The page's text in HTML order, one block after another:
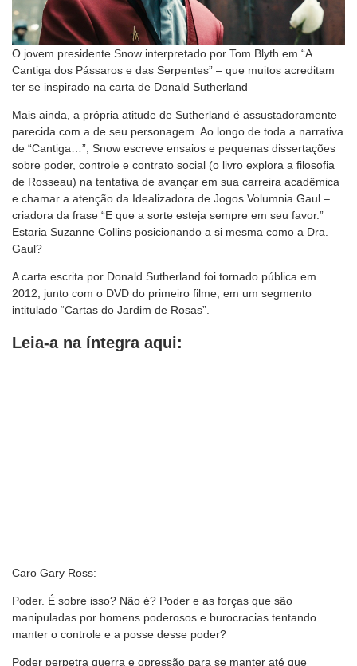
O jovem presidente Snow interpretado por Tom Blyth em “A
Cantiga dos Pássaros e das Serpentes” – que muitos acreditam
ter se inspirado na carta de Donald Sutherland
Mais ainda, a própria atitude de Sutherland é assustadoramente
parecida com a de seu personagem. Ao longo de toda a narrativa
de “Cantiga…”, Snow escreve ensaios e pequenas dissertações
sobre poder, controle e contrato social (o livro explora a filosofia
de Rosseau) na tentativa de avançar em sua carreira acadêmica
e chamar a atenção da Idealizadora de Jogos Volumnia Gaul –
criadora da frase “E que a sorte esteja sempre em seu favor.”
Estaria Suzanne Collins posicionando a si mesma como a Dra.
Gaul?
A carta escrita por Donald Sutherland foi tornado pública em
2012, junto com o DVD do primeiro filme, em um segmento
intitulado “Cartas do Jardim de Rosas”.
Leia-a na íntegra aqui:
Caro Gary Ross:
Poder. É sobre isso? Não é? Poder e as forças que são
manipuladas por homens poderosos e burocracias tentando
manter o controle e a posse desse poder?
Poder perpetra guerra e opressão para se manter até que